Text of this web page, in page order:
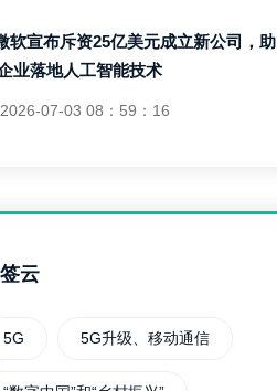
软宣布斥资25亿美元成立新公司，助
业落地人工智能技术
2026-07-03 08：59：16
云
5G 5G升级、移动通信